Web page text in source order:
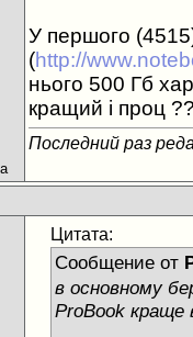
У першого
(http://
нього 500 Гб
кращий і проц
Последний раз
Цитата:
Сообщение от
в основному
ProBook краще